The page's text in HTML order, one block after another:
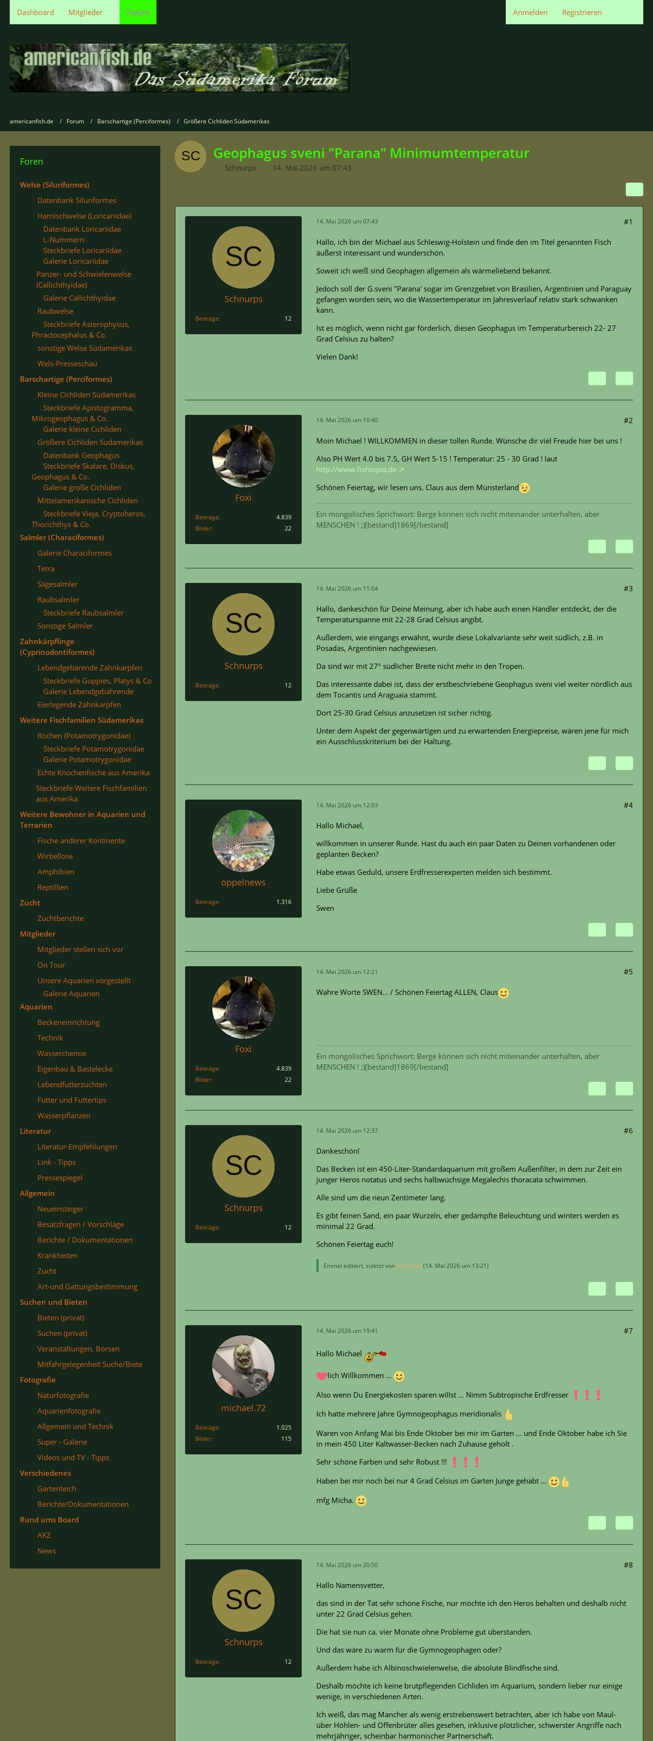
Dashboard Mitglieder Forum Anmelden Registrieren
americanfish.de Forum Barschartige (Perciformes) Größere Cichliden Südamerikas
Foren
Welse (Siluriformes)
Datenbank Siluriformes
Harnischwelse (Loricariidae)
Datenbank Loricariidae
L-Nummern
Steckbriefe Loricariidae
Galerie Loricariidae
Panzer- und Schwielenwelse
(Callichthyidae)
Galerie Callichthyidae
Raubwelse
Steckbriefe Asterophysus,
Phractocephalus & Co.
sonstige Welse Südamerikas
Wels-Presseschau
Barschartige (Perciformes)
Kleine Cichliden Südamerikas
Steckbriefe Apistogramma,
Mikrogeophagus & Co.
Galerie kleine Cichliden
Größere Cichliden Südamerikas
Datenbank Geophagus
Steckbriefe Skalare, Diskus,
Geophagus & Co.
Galerie große Cichliden
Mittelamerikanische Cichliden
Steckbriefe Vieja, Cryptoheros,
Thorichthys & Co.
Salmler (Characiformes)
Galerie Characiformes
Tetra
Sägesalmler
Raubsalmler
Steckbriefe Raubsalmler
Sonstige Salmler
Zahnkärpflinge
(Cyprinodontiformes)
Lebendgebärende Zahnkarpfen
Steckbriefe Guppies, Platys & Co
Galerie Lebendgebährende
Eierlegende Zahnkarpfen
Weitere Fischfamilien Südamerikas
Rochen (Potamotrygonidae)
Steckbriefe Potamotrygonidae
Galerie Potamotrygonidae
Echte Knochenfische aus Amerika
Steckbriefe Weitere Fischfamilien
aus Amerika
Weitere Bewohner in Aquarien und
Terrarien
Fische anderer Kontinente
Wirbellose
Amphibien
Reptillien
Zucht
Zuchtberichte
Mitglieder
Mitglieder stellen sich vor
On Tour
Unsere Aquarien vorgestellt
Galerie Aquarien
Aquarien
Beckeneinrichtung
Technik
Wasserchemie
Eigenbau & Bastelecke
Lebendfutterzuchten
Futter und Futtertips
Wasserpflanzen
Literatur
Literatur-Empfehlungen
Link - Tipps
Pressespiegel
Allgemein
Neueinsteiger
Besatzfragen / Vorschläge
Berichte / Dokumentationen
Krankheiten
Zucht
Art-und Gattungsbestimmung
Suchen und Bieten
Bieten (privat)
Suchen (privat)
Veranstaltungen, Börsen
Mitfahrgelegenheit Suche/Biete
Fotografie
Naturfotografie
Aquarienfotografie
Allgemein und Technik
Super - Galerie
Videos und TV - Tipps
Verschiedenes
Gartenteich
Berichte/Dokumentationen
Rund ums Board
AKZ
News
Geophagus sveni "Parana" Minimumtemperatur
Schnurps 14. Mai 2026 um 07:43
Schnurps
Beiträge 12
14. Mai 2026 um 07:43 #1
Hallo, ich bin der Michael aus Schleswig-Holstein und finde den im Titel genannten Fisch
äußerst interessant und wunderschön.
Soweit ich weiß sind Geophagen allgemein als wärmeliebend bekannt.
Jedoch soll der G.sveni "Parana' sogar im Grenzgebiet von Brasilien, Argentinien und Paraguay
gefangen worden sein, wo die Wassertemperatur im Jahresverlauf relativ stark schwanken
kann.
Ist es möglich, wenn nicht gar förderlich, diesen Geophagus im Temperaturbereich 22- 27
Grad Celsius zu halten?
Vielen Dank!
Foxi
Beiträge
4.839
Bilder
22
14. Mai 2026 um 10:40 #2
Moin Michael ! WILLKOMMEN in dieser tollen Runde. Wünsche dir viel Freude hier bei uns !
Also PH Wert 4.0 bis 7.5, GH Wert 5-15 ! Temperatur: 25 - 30 Grad ! laut
http://www.fishtopia.de
Schönen Feiertag, wir lesen uns. Claus aus dem Münsterland
Ein mongolisches Sprichwort: Berge können sich nicht miteinander unterhalten, aber
MENSCHEN ! ;)[bestand]1869[/bestand]
Schnurps
Beiträge 12
14. Mai 2026 um 11:04 #3
Hallo, dankeschön für Deine Meinung, aber ich habe auch einen Händler entdeckt, der die
Temperaturspanne mit 22-28 Grad Celsius angibt.
Außerdem, wie eingangs erwähnt, wurde diese Lokalvariante sehr weit südlich, z.B. in
Posadas, Argentinien nachgewiesen.
Da sind wir mit 27° südlicher Breite nicht mehr in den Tropen.
Das interessante dabei ist, dass der erstbeschriebene Geophagus sveni viel weiter nördlich aus
dem Tocantis und Araguaia stammt.
Dort 25-30 Grad Celsius anzusetzen ist sicher richtig.
Unter dem Aspekt der gegenwärtigen und zu erwartenden Energiepreise, wären jene für mich
ein Ausschlusskriterium bei der Haltung.
oppelnews
Beiträge 1.316
14. Mai 2026 um 12:03 #4
Hallo Michael,
willkommen in unserer Runde. Hast du auch ein paar Daten zu Deinen vorhandenen oder
geplanten Becken?
Habe etwas Geduld, unsere Erdfresserexperten melden sich bestimmt.
Liebe Grüße
Swen
Foxi
Beiträge
4.839
Bilder
22
14. Mai 2026 um 12:21 #5
Wahre Worte SWEN... / Schönen Feiertag ALLEN, Claus
Ein mongolisches Sprichwort: Berge können sich nicht miteinander unterhalten, aber
MENSCHEN ! ;)[bestand]1869[/bestand]
Schnurps
Beiträge 12
14. Mai 2026 um 12:37 #6
Dankeschön!
Das Becken ist ein 450-Liter-Standardaquarium mit großem Außenfilter, in dem zur Zeit ein
junger Heros notatus und sechs halbwüchsige Megalechis thoracata schwimmen.
Alle sind um die neun Zentimeter lang.
Es gibt feinen Sand, ein paar Wurzeln, eher gedämpfte Beleuchtung und winters werden es
minimal 22 Grad.
Schönen Feiertag euch!
Einmal editiert, zuletzt vonSchnurps (14. Mai 2026 um 13:21)
michael.72
Beiträge
1.025
Bilder
115
14. Mai 2026 um 19:41 #7
Hallo Michael
lich Willkommen ...
Also wenn Du Energiekosten sparen willst ... Nimm Subtropische Erdfresser
Ich hatte mehrere Jahre Gymnogeophagus meridionalis
Waren von Anfang Mai bis Ende Oktober bei mir im Garten ... und Ende Oktober habe ich Sie
in mein 450 Liter Kaltwasser-Becken nach Zuhause geholt .
Sehr schöne Farben und sehr Robust !!!
Haben bei mir noch bei nur 4 Grad Celsius im Garten Junge gehabt ...
mfg Micha.
Schnurps
Beiträge 12
14. Mai 2026 um 20:50 #8
Hallo Namensvetter,
das sind in der Tat sehr schöne Fische, nur möchte ich den Heros behalten und deshalb nicht
unter 22 Grad Celsius gehen.
Die hat sie nun ca. vier Monate ohne Probleme gut überstanden.
Und das wäre zu warm für die Gymnogeophagen oder?
Außerdem habe ich Albinoschwielenwelse, die absolute Blindfische sind.
Deshalb möchte ich keine brutpflegenden Cichliden im Aquarium, sondern lieber nur einige
wenige, in verschiedenen Arten.
Ich weiß, das mag Mancher als wenig erstrebenswert betrachten, aber ich habe von Maul-
über Höhlen- und Offenbrüter alles gesehen, inklusive plötzlicher, schwerster Angriffe nach
mehrjähriger, scheinbar harmonischer Partnerschaft.